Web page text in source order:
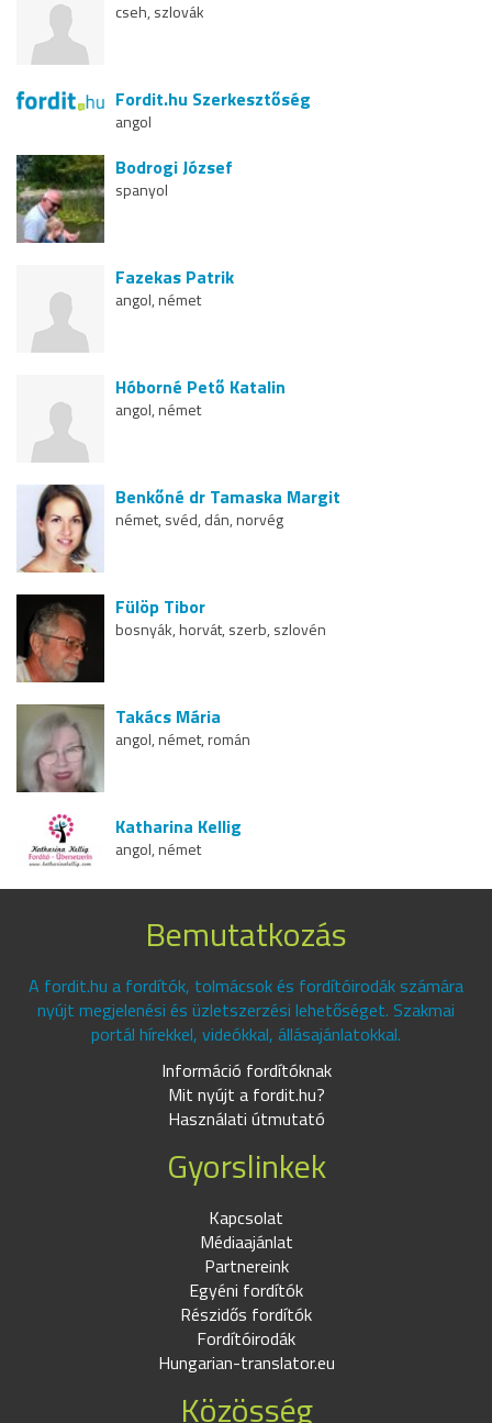
cseh, szlovák
Fordit.hu Szerkesztőség
angol
Bodrogi József
spanyol
Fazekas Patrik
angol, német
Hóborné Pető Katalin
angol, német
Benkőné dr Tamaska Margit
német, svéd, dán, norvég
Fülöp Tibor
bosnyák, horvát, szerb, szlovén
Takács Mária
angol, német, román
Katharina Kellig
angol, német
Bemutatkozás
A fordit.hu a fordítók, tolmácsok és fordítóirodák számára
nyújt megjelenési és üzletszerzési lehetőséget. Szakmai
portál hírekkel, videókkal, állásajánlatokkal.
Információ fordítóknak
Mit nyújt a fordit.hu?
Használati útmutató
Gyorslinkek
Kapcsolat
Médiaajánlat
Partnereink
Egyéni fordítók
Részidős fordítók
Fordítóirodák
Hungarian-translator.eu
Közösség